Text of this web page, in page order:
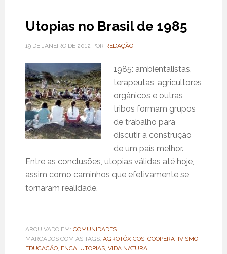
Utopias no Brasil de 1985
19 DE JANEIRO DE 2012 POR REDAÇÃO
1985: ambientalistas,
terapeutas, agricultores
orgânicos e outras
tribos formam grupos
de trabalho para
discutir a construção
de um país melhor.
Entre as conclusões, utopias válidas até hoje,
assim como caminhos que efetivamente se
tornaram realidade.
ARQUIVADO EM: COMUNIDADES
MARCADOS COM AS TAGS: AGROTÓXICOS, COOPERATIVISMO,
EDUCAÇÃO, ENCA, UTOPIAS, VIDA NATURAL